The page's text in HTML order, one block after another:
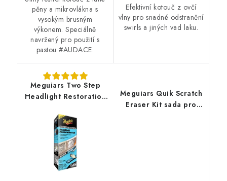
pěny a mikrovlákna s
vysokým brusným
výkonem. Speciálně
navržený pro použití s
pastou #AUDACE.
Efektivní kotouč z ovčí
vlny pro snadné odstranění
swirls a jiných vad laku.
Meguiars Two Step
Headlight Restoration
středně poškozených
světlometů
Meguiars Quik Scratch
Eraser Kit sada pro